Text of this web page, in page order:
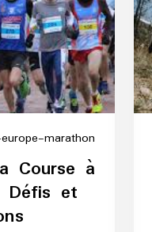
marathon
Course à
Défis et